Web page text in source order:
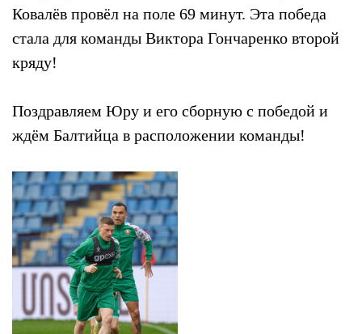
Ковалёв провёл на поле 69 минут. Эта победа
стала для команды Виктора Гончаренко второй
кряду!
Поздравляем Юру и его сборную с победой и
ждём Балтийца в расположении команды!